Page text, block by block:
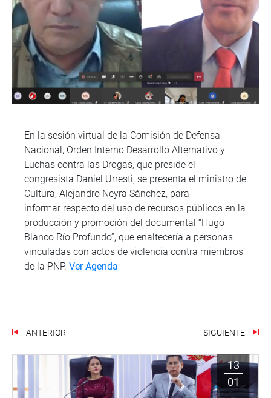
En la sesión virtual de la Comisión de Defensa
Nacional, Orden Interno Desarrollo Alternativo y
Luchas contra las Drogas, que preside el
congresista Daniel Urresti, se presenta el ministro de
Cultura, Alejandro Neyra Sánchez, para
informar respecto del uso de recursos públicos en la
producción y promoción del documental “Hugo
Blanco Río Profundo”, que enaltecería a personas
vinculadas con actos de violencia contra miembros
de la PNP. Ver Agenda
ANTERIOR SIGUIENTE
13
01